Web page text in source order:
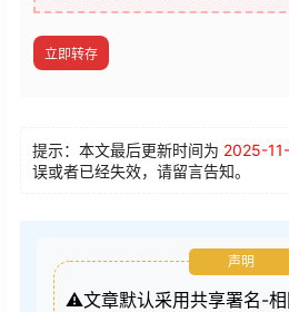
立即转存
提示：本文最后更新时间为 2025-
误或者已经失效，请留言告知。
声明
⚠️文章默认采用共享署名-